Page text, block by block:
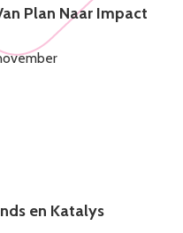
Plan Naar Impact
en Katalys